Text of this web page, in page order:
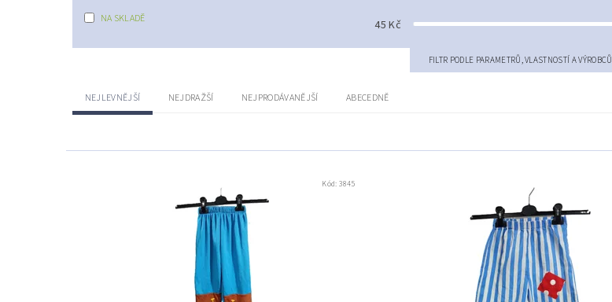
NA SKLADĚ 45 Kč
FILTR PODLE PARAMETRŮ, VLASTNOSTÍ A VÝROBCŮ
NEJLEVNĚJŠÍ NEJDRAŽŠÍ NEJPRODÁVANĚJŠÍ ABECEDNĚ
Kód: 3845